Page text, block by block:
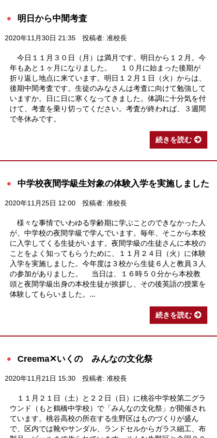
明日から中間考査
2020年11月30日 21:35 投稿者: 准校長
今日１１月３０日（月）は満月です。明日から１２月。今
年もあと１ヶ月になりました。 １０月に始まった後期が
折り返し地点に来ています。明日１２月１日（火）からは、
後期中間考査です。生徒のみなさんは考査に向けて勉強して
いますか。日に日に寒くなってきました。体調に十分気を付
けて、考査を乗り切ってください。考査が終われば、３週間
で冬休みです。
続きを読む
中学校夜間学級生対象の体験入学を実施しました
2020年11月25日 12:00 投稿者: 准校長
様々な事情でいわゆる学齢期に学ぶことのできなかった人
が、中学校の夜間学級で学んでいます。毎年、そこから本校
に入学してくる生徒がいます。夜間学級の生徒さんに本校の
ことをよく知ってもらうために、１１月２４日（火）に体験
入学を実施しました。今年度は３校から生徒６人と教員３人
の参加がありました。 当日は、１６時５０分から本校教
頭と夜間学級出身の本校生徒が挨拶し、その後英語の授業を
体験してもらいました。...
続きを読む
Creema✕いくの みんなの文化祭
2020年11月21日 15:30 投稿者: 准校長
１１月２１日（土）と２２日（日）に桃谷中学校第二グラ
ウンド（もと鶴橋中学校）で「みんなの文化祭」が開催され
ています。桃谷高校の所在する生野区はものづくりが盛ん
で、区内では靴やサンダル、ランドセルからガラス細工、布